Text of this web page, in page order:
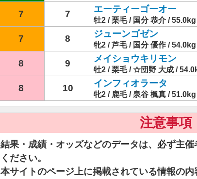
7 7 エーティーゴーオー
牡2 / 栗毛 / 国分 恭介 / 55.0kg
7 8 ジューンゴゼン
牝2 / 芦毛 / 国分 優作 / 54.0kg
8 9 メイショウキリモン
牡2 / 栗毛 / ☆団野 大成 /
8 10 インフィオラータ
牝2 / 鹿毛 / 泉谷 楓真 / 51.0kg
注意事項
結果・成績・オッズなどのデータは、必ず主
ください。
本サイトのページ上に掲載されている情報の